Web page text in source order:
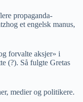
propaganda-
et engelsk manus,
forvalte aksjer» i
(?). Så fulgte Gretas
medier og politikere.